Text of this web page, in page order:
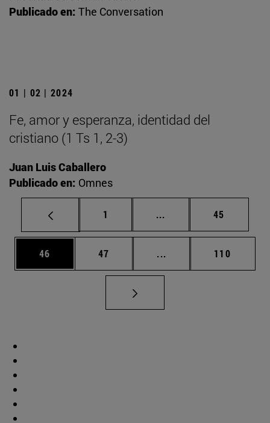
Publicado en: The Conversation
01 | 02 | 2024
Fe, amor y esperanza, identidad del
cristiano (1 Ts 1, 2-3)
Juan Luis Caballero
Publicado en: Omnes
Página
1 ... Páginas intermedias
Página
45
Página
46 Página
47 ... Páginas intermedias
Página
110